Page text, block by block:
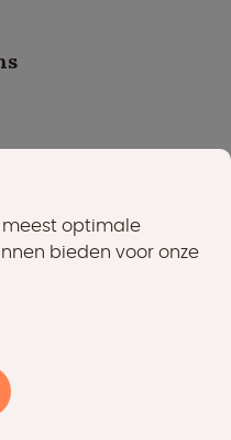
optimale
bieden voor onze